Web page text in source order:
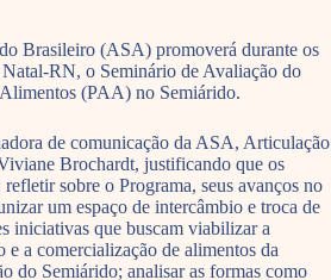
Brasileiro (ASA) promoverá durante os
Natal-RN, o Seminário de Avaliação do
(PAA) no Semiárido.
de comunicação da ASA, Articulação
Brochardt, justificando que os
sobre o Programa, seus avanços no
um espaço de intercâmbio e troca de
iniciativas que buscam viabilizar a
a comercialização de alimentos da
do Semiárido; analisar as formas como